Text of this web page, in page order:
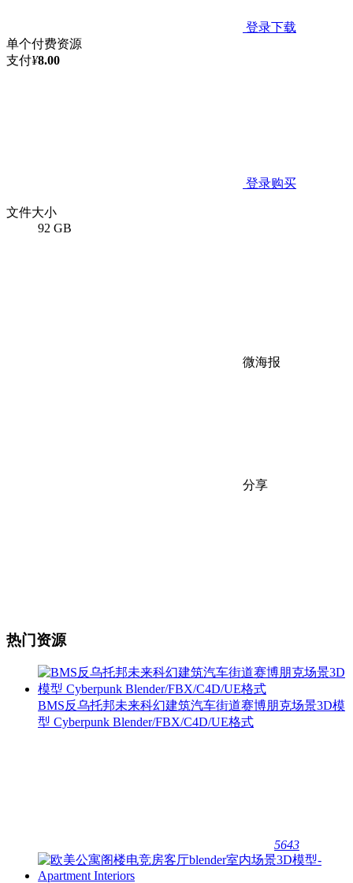
登录下载
单个付费资源
支付¥8.00
登录购买
文件大小
92 GB
微海报
分享
热门资源
BMS反乌托邦未来科幻建筑汽车街道赛博朋克场景3D模
型 Cyberpunk Blender/FBX/C4D/UE格式
5643